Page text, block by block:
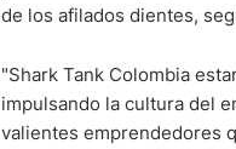
de los afilados dientes,
"Shark Tank Colombia
impulsando la cultura del
valientes emprendedores